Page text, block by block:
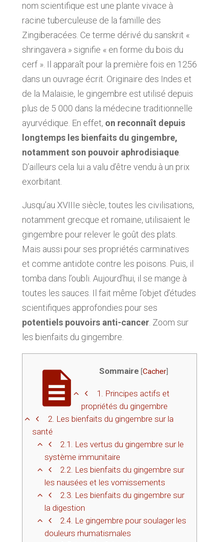
nom scientifique est une plante vivace à
racine tuberculeuse de la famille des
Zingiberacées. Ce terme dérivé du sanskrit «
shringavera » signifie « en forme du bois du
cerf ». Il apparaît pour la première fois en 1256
dans un ouvrage écrit. Originaire des Indes et
de la Malaisie, le gingembre est utilisé depuis
plus de 5 000 dans la médecine traditionnelle
ayurvédique. En effet, on reconnaît depuis
longtemps les bienfaits du gingembre,
notamment son pouvoir aphrodisiaque.
D’ailleurs cela lui a valu d’être vendu à un prix
exorbitant.
Jusqu’au XVIIIe siècle, toutes les civilisations,
notamment grecque et romaine, utilisaient le
gingembre pour relever le goût des plats.
Mais aussi pour ses propriétés carminatives
et comme antidote contre les poisons. Puis, il
tomba dans l’oubli. Aujourd’hui, il se mange à
toutes les sauces. Il fait même l’objet d’études
scientifiques approfondies pour ses
potentiels pouvoirs anti-cancer. Zoom sur
les bienfaits du gingembre.
Sommaire [Cacher]
1. Principes actifs et
propriétés du gingembre
2. Les bienfaits du gingembre sur la
santé
2.1. Les vertus du gingembre sur le
système immunitaire
2.2. Les bienfaits du gingembre sur
les nausées et les vomissements
2.3. Les bienfaits du gingembre sur
la digestion
2.4. Le gingembre pour soulager les
douleurs rhumatismales